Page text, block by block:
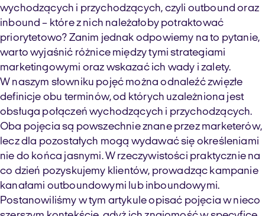
wychodzących i przychodzących, czyli outbound oraz
inbound – które z nich należałoby potraktować
priorytetowo? Zanim jednak odpowiemy na to pytanie,
warto wyjaśnić różnice między tymi strategiami
marketingowymi oraz wskazać ich wady i zalety.
W naszym słowniku pojęć można odnaleźćzwięzłe
definicje obu terminów, od których uzależniona jest
obsługa połączeń wychodzących i przychodzących.
Oba pojęcia są powszechnie znane przez marketerów,
lecz dla pozostałych mogą wydawać się określeniami
nie do końca jasnymi. W rzeczywistości praktycznie na
co dzień pozyskujemy klientów, prowadząc kampanie
kanałami outboundowymi lub inboundowymi.
Postanowiliśmy w tym artykule opisać pojęcia w nieco